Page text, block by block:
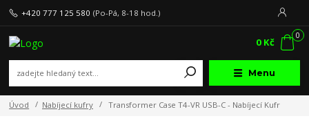
Menu
+420 777 125 580 (Po-Pá, 8-18 hod.)
0
0 Kč
Úvod Nabíjecí kufry Transformer Case T4-VR USB-C - Nabíjecí Kufr